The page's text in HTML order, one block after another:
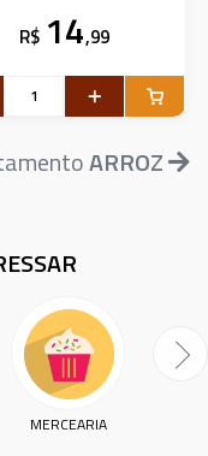
R$ 14,99
ARROZ
MERCEARIA